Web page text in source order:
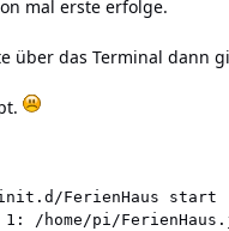
mal erste erfolge.
über das Terminal dann
FerienHaus start
/home/pi/